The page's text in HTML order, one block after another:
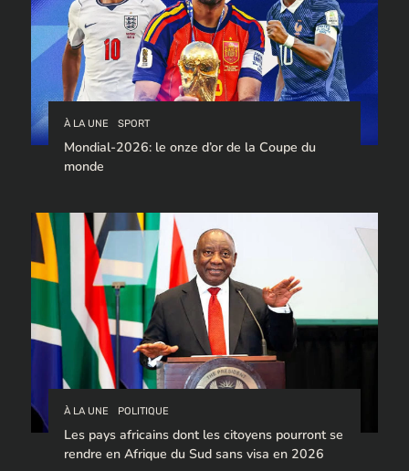
À LA UNE SPORT
Mondial-2026: le onze d’or de la Coupe du
monde
À LA UNE POLITIQUE
Les pays africains dont les citoyens pourront se
rendre en Afrique du Sud sans visa en 2026